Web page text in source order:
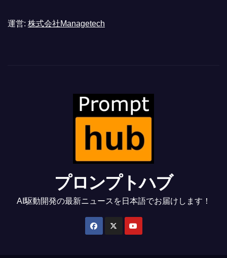
運営: 株式会社Managetech
プロンプトハブ
AI駆動開発の最新ニュースを日本語でお届けします！